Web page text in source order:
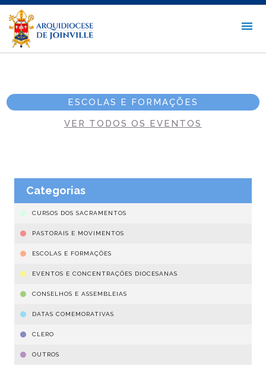
ESCOLAS E FORMAÇÕES
VER TODOS OS EVENTOS
Categorias
CURSOS DOS SACRAMENTOS
PASTORAIS E MOVIMENTOS
ESCOLAS E FORMAÇÕES
EVENTOS E CONCENTRAÇÕES DIOCESANAS
CONSELHOS E ASSEMBLEIAS
DATAS COMEMORATIVAS
CLERO
OUTROS